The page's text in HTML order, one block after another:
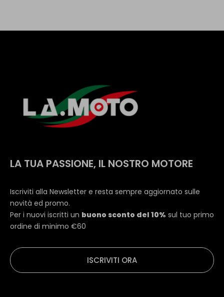
LA TUA PASSIONE, IL NOSTRO MOTORE
Iscriviti alla Newsletter e resta sempre aggiornato sulle
novità ed promo.
Per i nuovi iscritti un buono sconto del 10% sul tuo primo
ordine di minimo €60
ISCRIVITI ORA